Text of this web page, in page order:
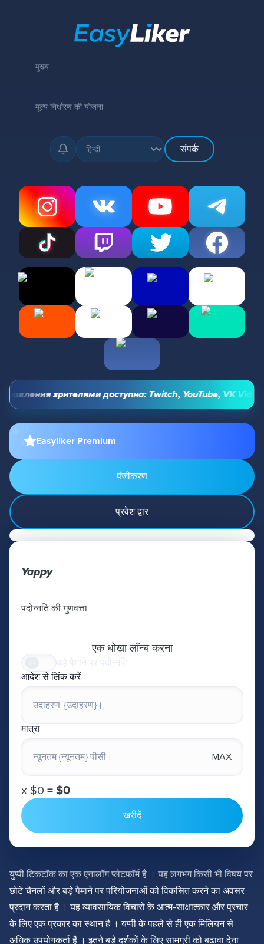
मुख्य
मूल्य निर्धारण की योजना
संपर्क
зрителями доступна: Twitch, YouTube, VK Video
Easyliker Premium
पंजीकरण
प्रवेश द्वार
Yappy
पदोन्नति की गुणवत्ता
एक धोखा लॉन्च करना
आदेश से लिंक करें
मात्रा
MAX
х $0 = $0
खरीदें
युप्पी टिकटॉक का एक एनालॉग प्लेटफॉर्म है । यह लगभग किसी भी विषय पर
छोटे चैनलों और बड़े पैमाने पर परियोजनाओं को विकसित करने का अवसर
प्रदान करता है । यह व्यावसायिक विचारों के आत्म-साक्षात्कार और प्रचार
के लिए एक प्रकार का स्थान है । यप्पी के पहले से ही एक मिलियन से
अधिक उपयोगकर्ता हैं । इतने बड़े दर्शकों के लिए सामग्री को बढ़ावा देना